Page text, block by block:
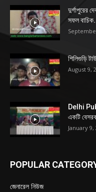
দুর্গাপুরের
সফল
শিলিগুড়ি
August 9,
Delhi
একটি
January 9,
POPULAR
জেনারেল নিউজ